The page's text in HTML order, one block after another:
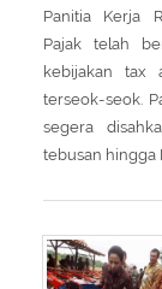
Panitia Kerja
Pajak telah
kebijakan tax
terseok-seok.
segera
tebusan hingga